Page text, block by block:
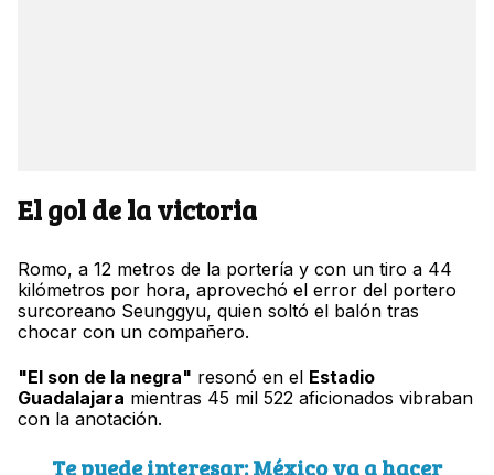
El gol de la victoria
Romo, a 12 metros de la portería y con un tiro a 44
kilómetros por hora, aprovechó el error del portero
surcoreano Seunggyu, quien soltó el balón tras
chocar con un compañero.
"El son de la negra" resonó en el Estadio
Guadalajara mientras 45 mil 522 aficionados vibraban
con la anotación.
Te puede interesar: México va a hacer